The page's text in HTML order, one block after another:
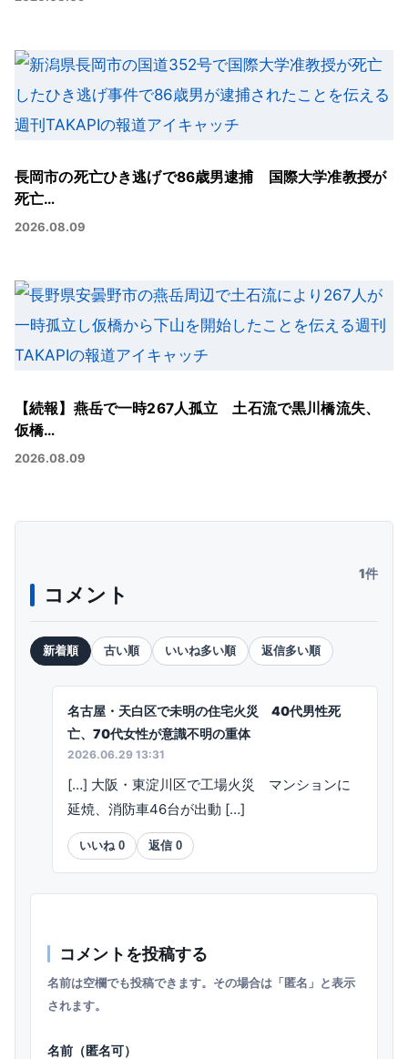
長岡市の死亡ひき逃げで86歳男逮捕 国際大学准教授が
死亡…
2026.08.09
【続報】燕岳で一時267人孤立 土石流で黒川橋流失、
仮橋…
2026.08.09
コメント
1件
新着順 古い順 いいね多い順 返信多い順
名古屋・天白区で未明の住宅火災 40代男性死
亡、70代女性が意識不明の重体
2026.06.29 13:31
[…] 大阪・東淀川区で工場火災 マンションに
延焼、消防車46台が出動 […]
いいね 0 返信 0
コメントを投稿する
名前は空欄でも投稿できます。その場合は「匿名」と表示
されます。
名前（匿名可）